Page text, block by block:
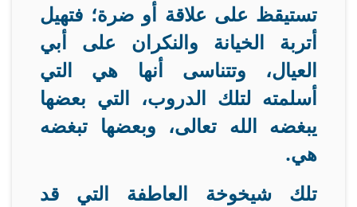
تستيقظ على علاقة أو ضرة؛ فتهيل
أتربة الخيانة والنكران على أبي
العيال، وتتناسى أنها هي التي
أسلمته لتلك الدروب، التي بعضها
يبغضه الله تعالى، وبعضها تبغضه
هي.
تلك شيخوخة العاطفة التي قد